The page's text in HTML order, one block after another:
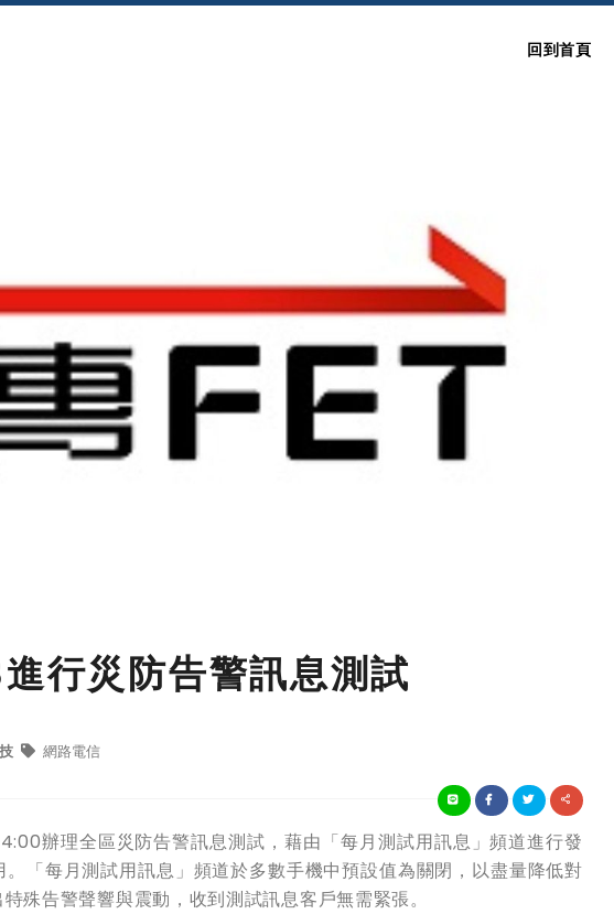
回到首頁
行災防告警訊息測試
網路電信
辦理全區災防告警訊息測試，藉由「每月測試用訊息」頻道進行發
「每月測試用訊息」頻道於多數手機中預設值為關閉，以盡量降低對
殊告警聲響與震動，收到測試訊息客戶無需緊張。